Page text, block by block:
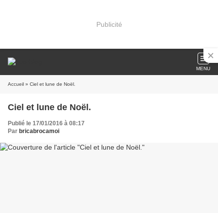
Publicité
MENU
Accueil » Ciel et lune de Noël.
Ciel et lune de Noël.
Publié le 17/01/2016 à 08:17
Par bricabrocamoi